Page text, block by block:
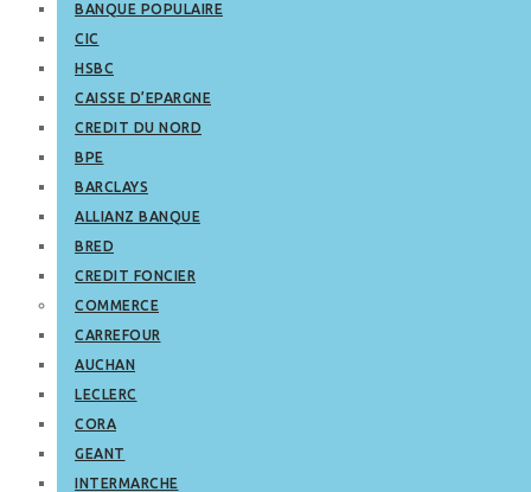
BANQUE POPULAIRE
CIC
HSBC
CAISSE D’EPARGNE
CREDIT DU NORD
BPE
BARCLAYS
ALLIANZ BANQUE
BRED
CREDIT FONCIER
COMMERCE
CARREFOUR
AUCHAN
LECLERC
CORA
GEANT
INTERMARCHE